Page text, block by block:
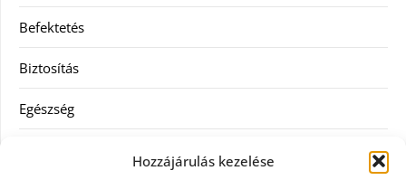
Hozzájárulás kezelése
Befektetés
Biztosítás
Egészség